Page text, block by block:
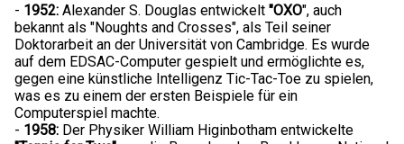
- 1952: Alexander S. Douglas entwickelt "OXO", auch
bekannt als "Noughts and Crosses", als Teil seiner
Doktorarbeit an der Universität von Cambridge. Es wurde
auf dem EDSAC-Computer gespielt und ermöglichte es,
gegen eine künstliche Intelligenz Tic-Tac-Toe zu spielen,
was es zu einem der ersten Beispiele für ein
Computerspiel machte.
- 1958: Der Physiker William Higinbotham entwickelte